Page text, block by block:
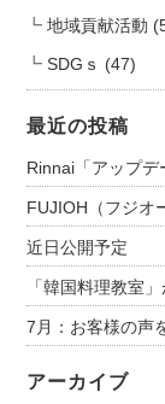
地域貢献活動
SDGｓ (47)
最近の投稿
Rinnai「アップデ
FUJIOH（フジオ
近日公開予定
「韓国料理教室
7月：お客様の声
アーカイブ